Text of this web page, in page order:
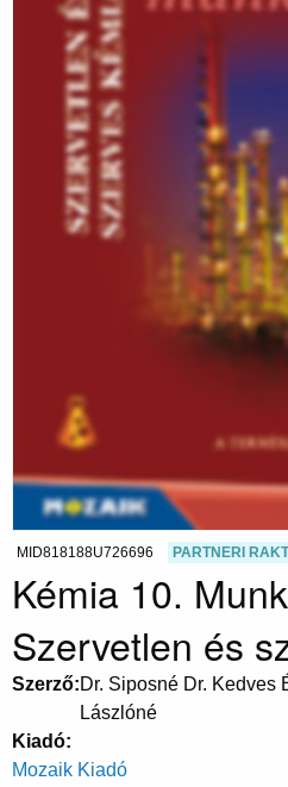
MID818188U726696 PARTNERI
Kémia 10.
Szervetlen és
Szerző Dr. Siposné Dr. Kedves
Lászlóné
Kiadó
Mozaik Kiadó